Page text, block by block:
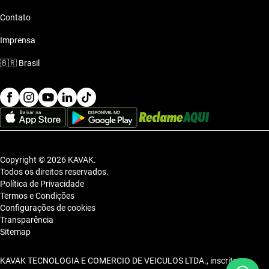
Contato
Imprensa
🇧🇷 Brasil
Copyright © 2026 KAVAK.
Todos os direitos reservados.
Política de Privacidade
Termos e Condições
Configurações de cookies
Transparência
Sitemap
KAVAK TECNOLOGIA E COMERCIO DE VEICULOS LTDA., inscrita no